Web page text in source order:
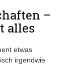
–
alles
etwas
irgendwie